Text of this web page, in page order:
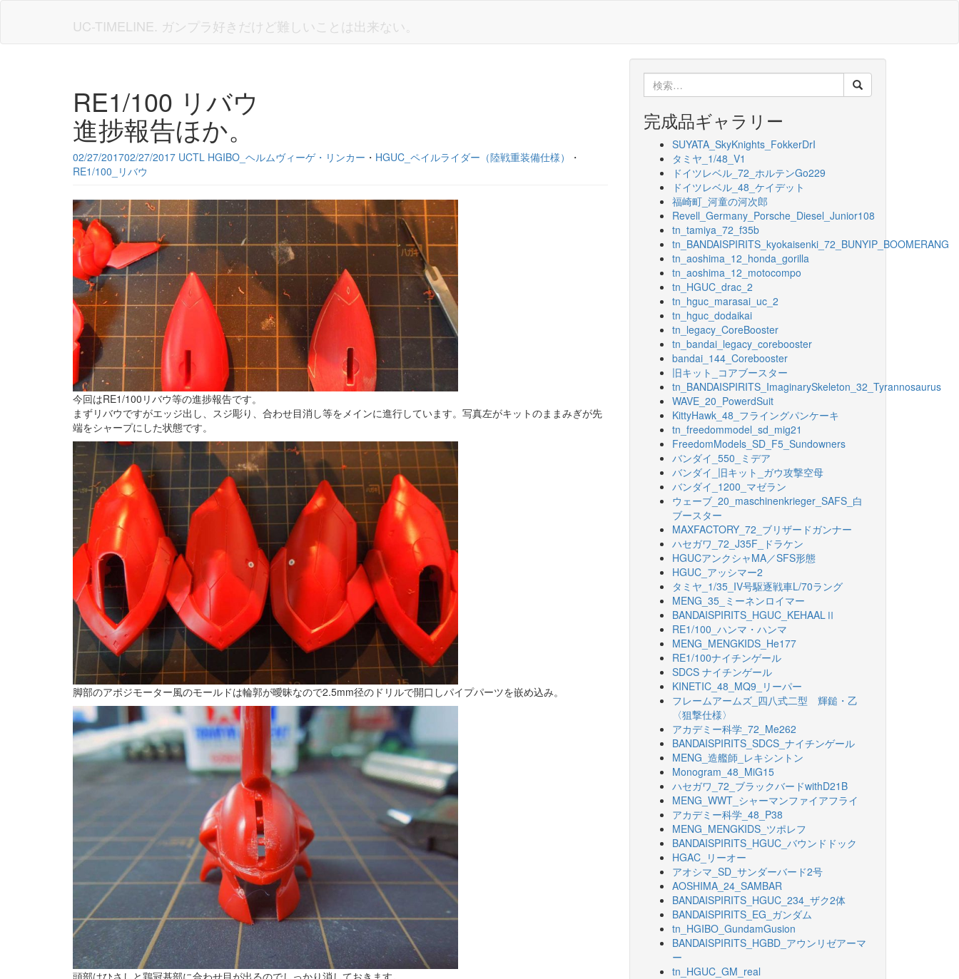
UC-TIMELINE. ガンプラ好きだけど難しいことは出来ない。
RE1/100 リバウ
進捗報告ほか。
02/27/201702/27/2017 UCTL HGIBO_ヘルムヴィーゲ・リンカー ・ HGUC_ペイルライダー（陸戦重装備仕様）
・
RE1/100_リバウ
今回はRE1/100リバウ等の進捗報告です。
まずリバウですがエッジ出し、スジ彫り、合わせ目消し等をメインに進行しています。写真左がキットのままみぎが先
端をシャープにした状態です。
脚部のアポジモーター風のモールドは輪郭が曖昧なので2.5mm径のドリルで開口しパイプパーツを嵌め込み。
頭部はひさしと鶏冠基部に合わせ目が出るのでしっかり消しておきます。
索:
完成品ギャラリー
SUYATA_SkyKnights_FokkerDrI
タミヤ_1/48_V1
ドイツレベル_72_ホルテンGo229
ドイツレベル_48_ケイデット
福崎町_河童の河次郎
Revell_Germany_Porsche_Diesel_Junior108
tn_tamiya_72_f35b
tn_BANDAISPIRITS_kyokaisenki_72_BUNYIP_BOOMERANG
tn_aoshima_12_honda_gorilla
tn_aoshima_12_motocompo
tn_HGUC_drac_2
tn_hguc_marasai_uc_2
tn_hguc_dodaikai
tn_legacy_CoreBooster
tn_bandai_legacy_corebooster
bandai_144_Corebooster
旧キット_コアブースター
tn_BANDAISPIRITS_ImaginarySkeleton_32_Tyrannosaurus
WAVE_20_PowerdSuit
KittyHawk_48_フライングパンケーキ
tn_freedommodel_sd_mig21
FreedomModels_SD_F5_Sundowners
バンダイ_550_ミデア
バンダイ_旧キット_ガウ攻撃空母
バンダイ_1200_マゼラン
ウェーブ_20_maschinenkrieger_SAFS_白
ブースター
MAXFACTORY_72_ブリザードガンナー
ハセガワ_72_J35F_ドラケン
HGUCアンクシャMA／SFS形態
HGUC_アッシマー2
タミヤ_1/35_IV号駆逐戦車L/70ラング
MENG_35_ミーネンロイマー
BANDAISPIRITS_HGUC_KEHAALⅡ
RE1/100_ハンマ・ハンマ
MENG_MENGKIDS_He177
RE1/100ナイチンゲール
SDCS ナイチンゲール
KINETIC_48_MQ9_リーパー
フレームアームズ_四八式二型 輝鎚・乙
〈狙撃仕様〉
アカデミー科学_72_Me262
BANDAISPIRITS_SDCS_ナイチンゲール
MENG_造艦師_レキシントン
Monogram_48_MiG15
ハセガワ_72_ブラックバードwithD21B
MENG_WWT_シャーマンファイアフライ
アカデミー科学_48_P38
MENG_MENGKIDS_ツポレフ
BANDAISPIRITS_HGUC_バウンドドック
HGAC_リーオー
アオシマ_SD_サンダーバード2号
AOSHIMA_24_SAMBAR
BANDAISPIRITS_HGUC_234_ザク2体
BANDAISPIRITS_EG_ガンダム
tn_HGIBO_GundamGusion
BANDAISPIRITS_HGBD_アウンリゼアーマ
ー
tn_HGUC_GM_real